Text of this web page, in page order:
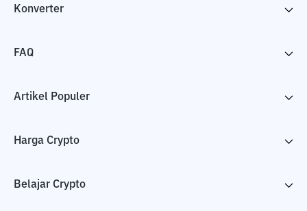
Konverter
FAQ
Artikel Populer
Harga Crypto
Belajar Crypto